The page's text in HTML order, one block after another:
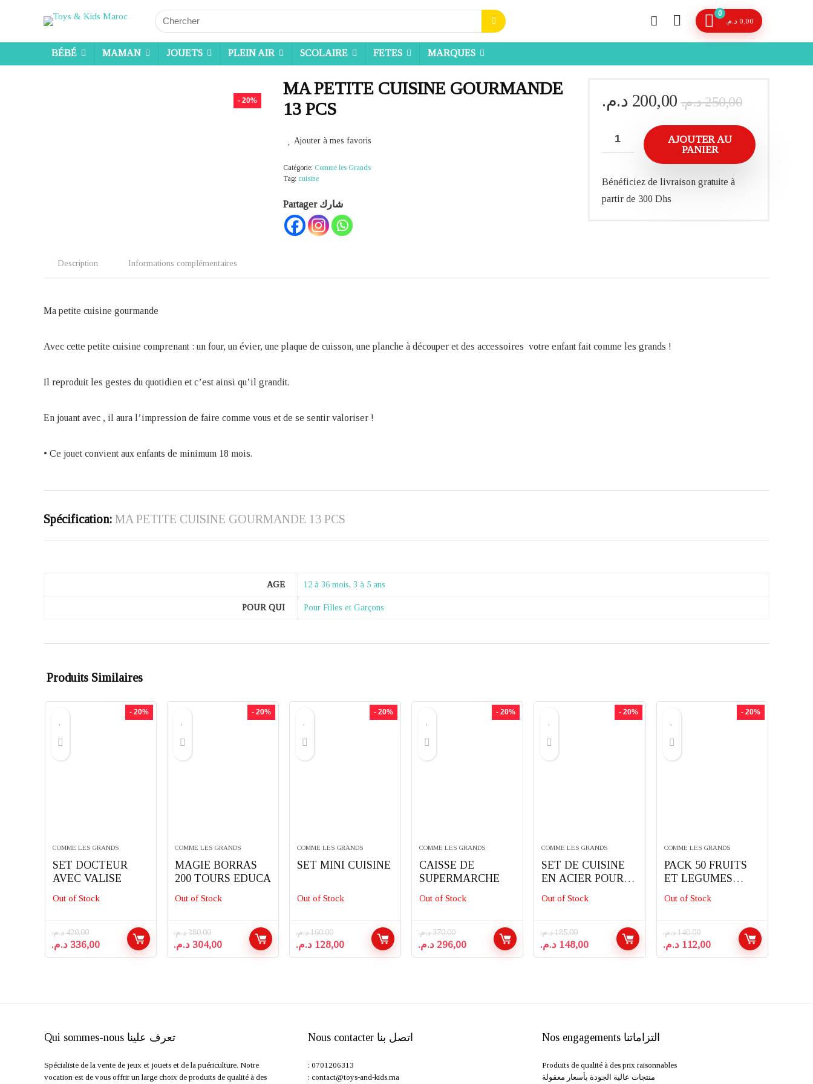
Search
for:
0
0,00 د.م.
BÉBÉ MAMAN JOUETS PLEIN AIR SCOLAIRE FETES MARQUES
- 20%
MA PETITE CUISINE GOURMANDE
13 PCS
Ajouter à mes favoris
Catégorie: Comme les Grands
Tag: cuisine
Partager شارك
250,00 د.م.
Le
initial
était :
200,00 د.م.
Le
actuel
est :
AJOUTER AU
PANIER
Bénéficiez de livraison gratuite à
partir de 300 Dhs
Description Informations complémentaires
Ma petite cuisine gourmande
Avec cette petite cuisine comprenant : un four, un évier, une plaque de cuisson, une planche à découper et des accessoires votre enfant fait comme les grands !
Il reproduit les gestes du quotidien et c’est ainsi qu’il grandit.
En jouant avec , il aura l’impression de faire comme vous et de se sentir valoriser !
• Ce jouet convient aux enfants de minimum 18 mois.
Spécification: MA PETITE CUISINE GOURMANDE 13 PCS
AGE 12 à 36 mois, 3 à 5 ans
POUR QUI Pour Filles et Garçons
Produits Similaires
- 20%
COMME LES GRANDS
SET DOCTEUR
AVEC VALISE
Out of Stock
420,00 د.م.
Le
prix
336,00 د.م.
Le
prix
- 20%
COMME LES GRANDS
MAGIE BORRAS
200 TOURS EDUCA
Out of Stock
380,00 د.م.
Le
prix
304,00 د.م.
Le
prix
- 20%
COMME LES GRANDS
SET MINI CUISINE
Out of Stock
160,00 د.م.
Le
prix
128,00 د.م.
Le
prix
- 20%
COMME LES GRANDS
CAISSE DE
SUPERMARCHE
Out of Stock
370,00 د.م.
Le
prix
296,00 د.م.
Le
prix
- 20%
COMME LES GRANDS
SET DE CUISINE
EN ACIER POUR
ENFANTS
Out of Stock
185,00 د.م.
Le
prix
148,00 د.م.
Le
prix
- 20%
COMME LES GRANDS
PACK 50 FRUITS
ET LEGUMES
ECOIFFIER
Out of Stock
140,00 د.م.
Le
prix
112,00 د.م.
Le
prix
Qui sommes-nous تعرف علينا
Spécialiste de la vente de jeux et jouets et de la puériculture. Notre
vocation est de vous offrir un large choix de produits de qualité à des
Nous contacter اتصل بنا
: 0701206313
: contact@toys-and-kids.ma
Nos engagements التزاماتنا
Produits de qualité à des prix raisonnables
منتجات عالية الجودة بأسعار معقولة